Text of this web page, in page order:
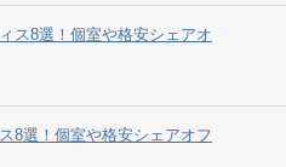
ス8選！個室や格安シェアオ
8選！個室や格安シェアオフ